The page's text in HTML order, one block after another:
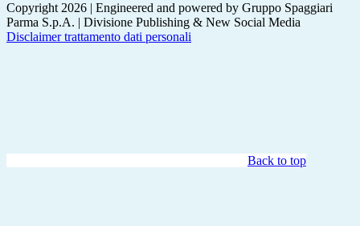
Copyright 2026 | Engineered and powered by Gruppo Spaggiari
Parma S.p.A. | Divisione Publishing & New Social Media
Disclaimer trattamento dati personali
Back to top